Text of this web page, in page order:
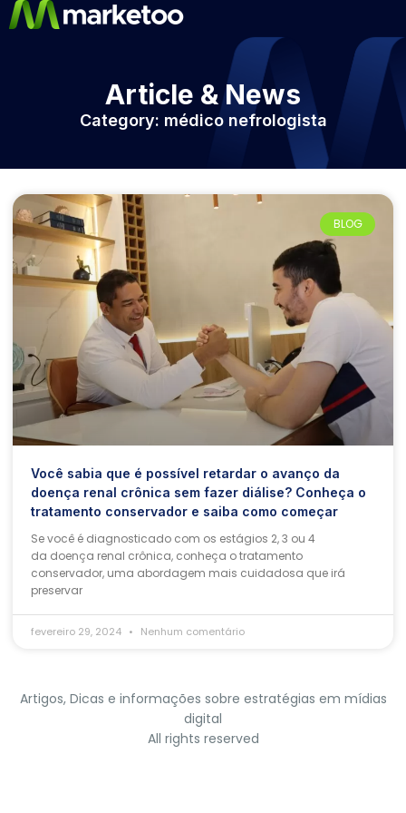
Article & News
Category: médico nefrologista
BLOG
Você sabia que é possível retardar o avanço da
doença renal crônica sem fazer diálise? Conheça o
tratamento conservador e saiba como começar
Se você é diagnosticado com os estágios 2, 3 ou 4
da doença renal crônica, conheça o tratamento
conservador, uma abordagem mais cuidadosa que irá
preservar
fevereiro 29, 2024 Nenhum comentário
Artigos, Dicas e informações sobre estratégias em mídias
digital
All rights reserved